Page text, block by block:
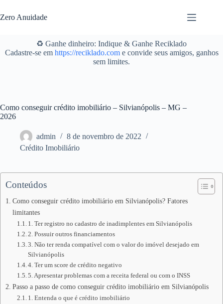
para
o
Zero Anuidade
♻️ Ganhe dinheiro: Indique & Ganhe Reciklado
Cadastre-se em https://reciklado.come convide seus amigos, ganhos
sem limites.
Como conseguir crédito imobiliário – Silvianópolis – MG –
2026
admin
8 de novembro de 2022
Crédito Imobiliário
Conteúdos
Como conseguir crédito imobiliário em Silvianópolis? Fatores
limitantes
1. Ter registro no cadastro de inadimplentes em Silvianópolis
2. Possuir outros financiamentos
3. Não ter renda compatível com o valor do imóvel desejado em
Silvianópolis
4. Ter um score de crédito negativo
5. Apresentar problemas com a receita federal ou com o INSS
Passo a passo de como conseguir crédito imobiliário em Silvianópolis
1. Entenda o que é crédito imobiliário